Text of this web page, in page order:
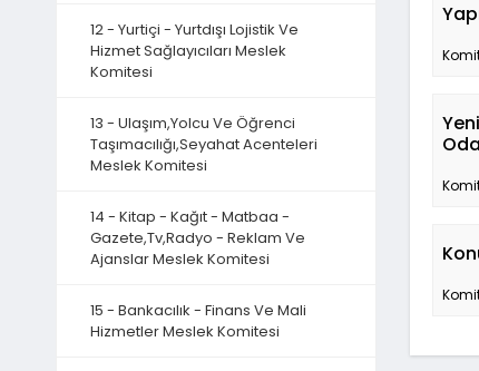
12 - Yurtiçi - Yurtdışı Lojistik Ve
Hizmet Sağlayıcıları Meslek
Komitesi
13 - Ulaşım,Yolcu Ve Öğrenci
Taşımacılığı,Seyahat Acenteleri
Meslek Komitesi
14 - Kitap - Kağıt - Matbaa -
Gazete,Tv,Radyo - Reklam Ve
Ajanslar Meslek Komitesi
15 - Bankacılık - Finans Ve Mali
Hizmetler Meslek Komitesi